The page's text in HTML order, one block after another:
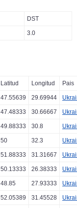
DST
3.0
Latitud Longitud Pais
47.55639 29.69944
47.48333 30.66667
49.88333 30.8
50 32.3
51.88333 31.31667
50.13333 26.38333
48.85 27.93333
52.05389 31.45528